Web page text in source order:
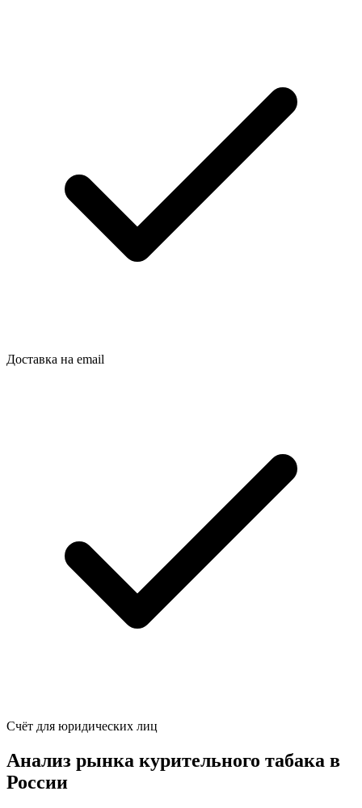
Доставка на email
Счёт для юридических лиц
Анализ рынка курительного табака в
России